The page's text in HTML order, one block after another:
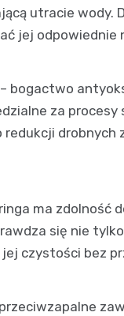
utracie
jej odpowiednie
– bogactwo
za
ma zdolność
się nie
czystości bez